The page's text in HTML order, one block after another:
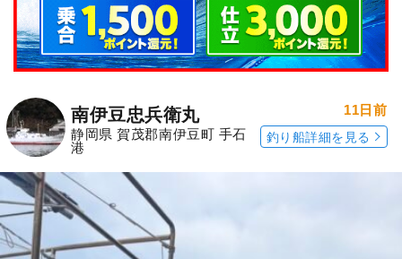
南伊豆忠兵衛丸
静岡県 賀茂郡南伊豆町 手石
港
11日前
釣り船詳細を見る